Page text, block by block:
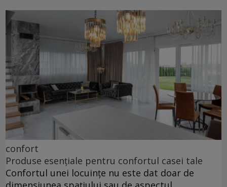
confort
Produse esențiale pentru confortul casei tale
Confortul unei locuințe nu este dat doar de